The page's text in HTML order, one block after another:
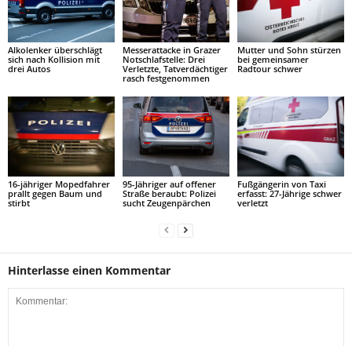
Alkolenker überschlägt
sich nach Kollision mit
drei Autos
Messerattacke in Grazer
Notschlafstelle: Drei
Verletzte, Tatverdächtiger
rasch festgenommen
Mutter und Sohn stürzen
bei gemeinsamer
Radtour schwer
16-jähriger Mopedfahrer
prallt gegen Baum und
stirbt
95-Jähriger auf offener
Straße beraubt: Polizei
sucht Zeugenpärchen
Fußgängerin von Taxi
erfasst: 27-Jährige schwer
verletzt
Hinterlasse einen Kommentar